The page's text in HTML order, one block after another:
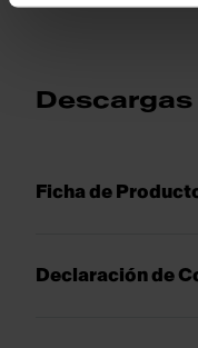
Descargas
Ficha de
Declaración de